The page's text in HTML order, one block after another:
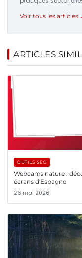
Voir tous les articles
ARTICLES
OUTILS SEO
Webcams nature :
écrans d’Espagne
26 mai 2026